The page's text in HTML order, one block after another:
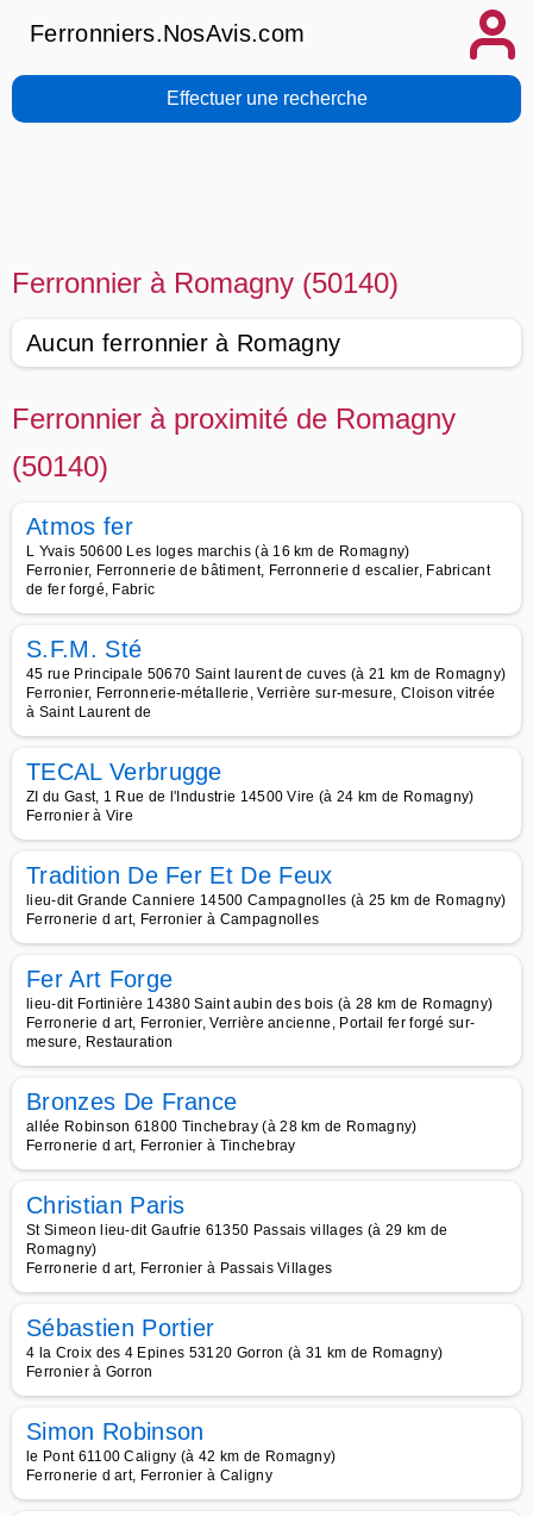
Ferronniers.NosAvis.com
Effectuer une recherche
Ferronnier à Romagny (50140)
Aucun ferronnier à Romagny
Ferronnier à proximité de Romagny
(50140)
Atmos fer
L Yvais 50600 Les loges marchis (à 16 km de Romagny)
Ferronier, Ferronnerie de bâtiment, Ferronnerie d escalier, Fabricant
de fer forgé, Fabric
S.F.M. Sté
45 rue Principale 50670 Saint laurent de cuves (à 21 km de Romagny)
Ferronier, Ferronnerie-métallerie, Verrière sur-mesure, Cloison vitrée
à Saint Laurent de
TECAL Verbrugge
ZI du Gast, 1 Rue de l'Industrie 14500 Vire (à 24 km de Romagny)
Ferronier à Vire
Tradition De Fer Et De Feux
lieu-dit Grande Canniere 14500 Campagnolles (à 25 km de Romagny)
Ferronerie d art, Ferronier à Campagnolles
Fer Art Forge
lieu-dit Fortinière 14380 Saint aubin des bois (à 28 km de Romagny)
Ferronerie d art, Ferronier, Verrière ancienne, Portail fer forgé sur-
mesure, Restauration
Bronzes De France
allée Robinson 61800 Tinchebray (à 28 km de Romagny)
Ferronerie d art, Ferronier à Tinchebray
Christian Paris
St Simeon lieu-dit Gaufrie 61350 Passais villages (à 29 km de
Romagny)
Ferronerie d art, Ferronier à Passais Villages
Sébastien Portier
4 la Croix des 4 Epines 53120 Gorron (à 31 km de Romagny)
Ferronier à Gorron
Simon Robinson
le Pont 61100 Caligny (à 42 km de Romagny)
Ferronerie d art, Ferronier à Caligny